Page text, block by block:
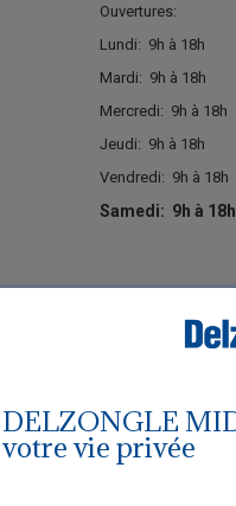
Ouvertures:
Lundi: 9h à 18h
Mardi: 9h à 18h
Mercredi: 9h à 18h
Jeudi: 9h à 18h
Vendredi: 9h à 18h
Samedi: 9h à 18h
DELZONGLE
DELZONGLE
votre vie privée